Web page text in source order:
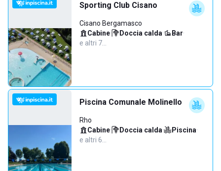
Sporting Club Cisano
Cisano Bergamasco
Cabine· Doccia calda· Bar·
e altri 7…
Piscina Comunale Molinello
Rho
Cabine· Doccia calda· Piscina·
e altri 6…